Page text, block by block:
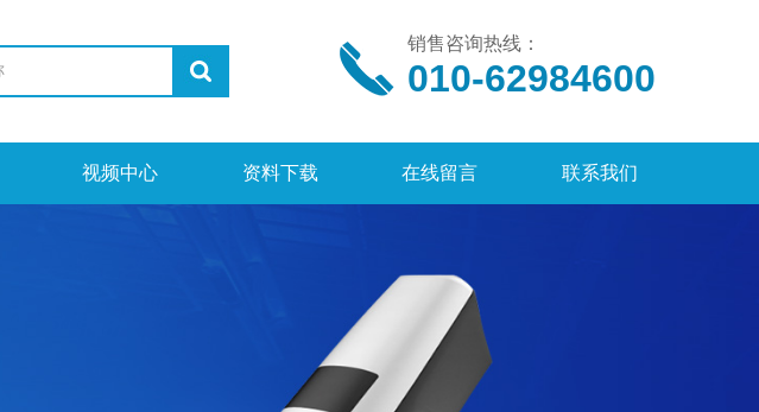
销售咨询热线：
010-62984600
视频中心 资料下载 在线留言 联系我们